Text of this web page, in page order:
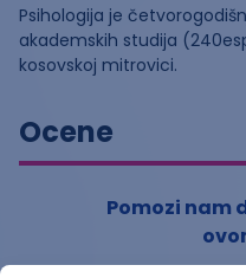
Psihologija je
akademskih studija
kosovskoj mitrovici.
Ocene
Pomozi nam